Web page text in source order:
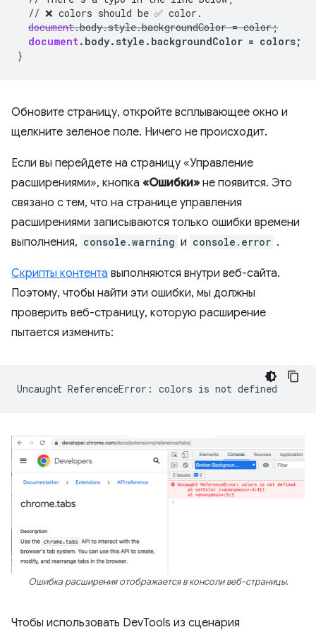
// ❌ colors should be ✅ color.
document.body.style.backgroundColor = color;
document. body. style . backgroundColor = colors;
}
Обновите страницу, откройте всплывающее окно и
щелкните зеленое поле. Ничего не происходит.
Если вы перейдете на страницу «Управление
расширениями», кнопка «Ошибки» не появится. Это
связано с тем, что на странице управления
расширениями записываются только ошибки времени
выполнения, console.warning и console.error .
Скрипты контента выполняются внутри веб-сайта.
Поэтому, чтобы найти эти ошибки, мы должны
проверить веб-страницу, которую расширение
пытается изменить:
Uncaught ReferenceError: colors is not
Ошибка расширения отображается в консоли веб-страницы.
Чтобы использовать DevTools из сценария